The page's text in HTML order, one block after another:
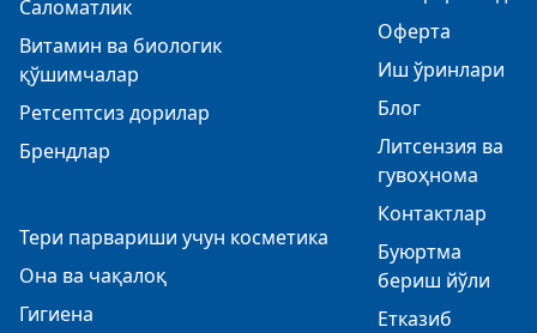
Саломатлик
Витамин ва биологик
қўшимчалар
Ретсептсиз дорилар
Брендлар
Тери парвариши учун косметика
Она ва чақалоқ
Гигиена
Оферта
Иш ўринлари
Блог
Литсензия ва
гувоҳнома
Контактлар
Буюртма
бериш йўли
Етказиб